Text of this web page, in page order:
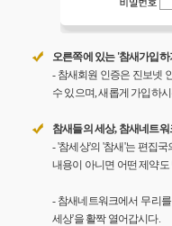
오른쪽에 있는 '참새가입
- 참새회원 인증은 진보넷
수 있으며, 새롭게 가입하
참새들의 세상, 참새네트
- '참세상'의 '참새'는 편집
내용이 아니면 어떤 제약도
- 참새네트워크에서 무리
세상'을 활짝 열어갑시다.